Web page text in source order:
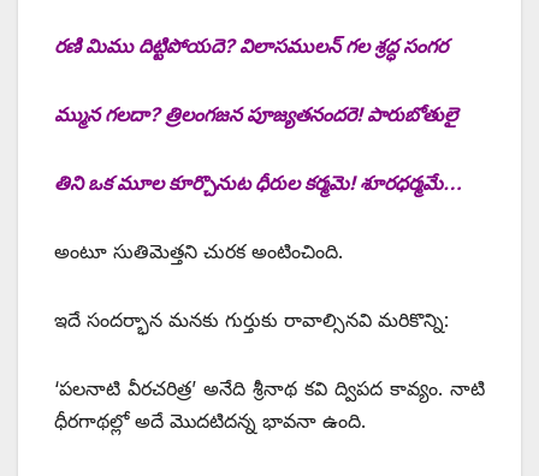
రణి మిము దిట్టిపోయదె? విలాసములన్‌ ‌గల శ్రద్ధ సంగర
మ్మున గలదా? త్రిలంగజన పూజ్యతనందరె! పారుబోతులై
తిని ఒక మూల కూర్చొనుట ధీరుల కర్మమె! శూరధర్మమే…
అంటూ సుతిమెత్తని చురక అంటించింది.
ఇదే సందర్భాన మనకు గుర్తుకు రావాల్సినవి మరికొన్ని:
‘పలనాటి వీరచరిత్ర’ అనేది శ్రీనాథ కవి ద్విపద కావ్యం. నాటి
ధీరగాథల్లో అదే మొదటిదన్న భావనా ఉంది.